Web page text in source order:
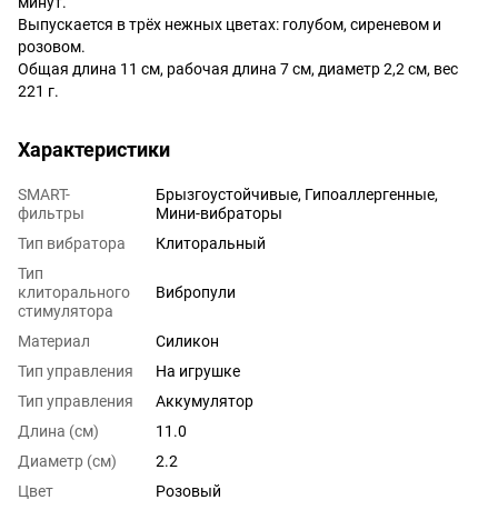
Выпускается в трёх нежных цветах: голубом, сиреневом и
розовом.
Общая длина 11 см, рабочая длина 7 см, диаметр 2,2 см, вес
221 г.
Характеристики
SMART-
фильтры
Брызгоустойчивые, Гипоаллергенные,
Мини-вибраторы
Тип вибратора
Клиторальный
Тип
клиторального
стимулятора
Вибропули
Материал
Силикон
Тип управления
На игрушке
Тип управления
Аккумулятор
Длина (см)
11.0
Диаметр (см)
2.2
Цвет
Розовый